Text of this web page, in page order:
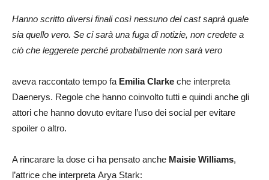
Hanno scritto diversi finali così nessuno del cast saprà quale
sia quello vero. Se ci sarà una fuga di notizie, non credete a
ciò che leggerete perché probabilmente non sarà vero
aveva raccontato tempo fa Emilia Clarke che interpreta
Daenerys. Regole che hanno coinvolto tutti e quindi anche gli
attori che hanno dovuto evitare l’uso dei social per evitare
spoiler o altro.
A rincarare la dose ci ha pensato anche Maisie Williams,
l’attrice che interpreta Arya Stark: